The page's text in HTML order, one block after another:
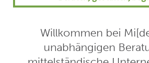
Willkommen bei
unabhängigen